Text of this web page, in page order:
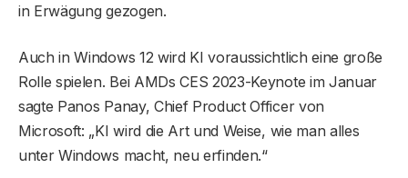
in Erwägung gezogen.
Auch in Windows 12 wird KI voraussichtlich eine große
Rolle spielen. Bei AMDs CES 2023-Keynote im Januar
sagte Panos Panay, Chief Product Officer von
Microsoft: „KI wird die Art und Weise, wie man alles
unter Windows macht, neu erfinden.“